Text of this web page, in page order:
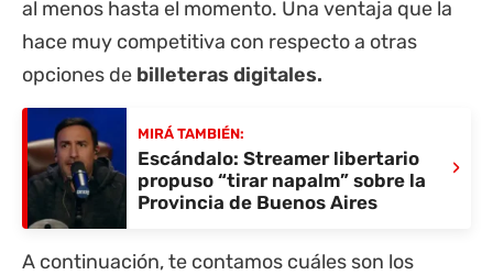
al menos hasta el momento. Una ventaja que la
hace muy competitiva con respecto a otras
opciones de billeteras digitales.
MIRÁ TAMBIÉN:
Escándalo: Streamer libertario
propuso “tirar napalm” sobre la
Provincia de Buenos Aires
›
A continuación, te contamos cuáles son los